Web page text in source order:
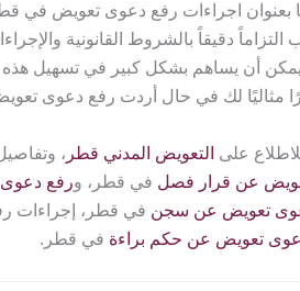
من تاريخ علم المضرور بالضرر
العمل غير المشروع، أيهما يأتي أولاً.
بعنوان اجراءات رفع دعوى تعويض في
دقيقاً بالشروط القانونية
أن يساهم بشكل كبير في تسهيل هذه
مثاليًا لك في حال أردت رفع دعوى
على التعويض المدني قطر ،
عن قرار فصل في قطر، ورفع
تعويض عن سجن في قطر، إجراءات
تعويض عن حكم براءة في قطر.